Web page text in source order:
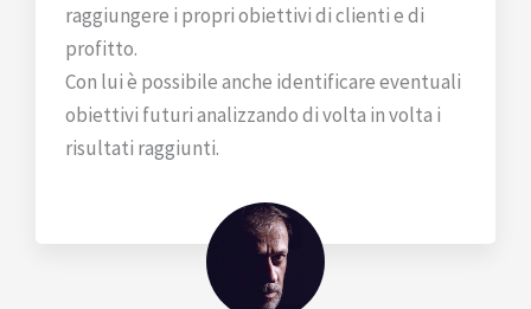
raggiungere i propri obiettivi di clienti e di
profitto.
Con lui è possibile anche identificare eventuali
obiettivi futuri analizzando di volta in volta i
risultati raggiunti.